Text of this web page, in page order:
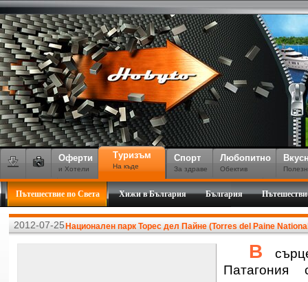
Оферти
и Хотели
Туризъм
На къде
Спорт
За здраве
Любопитно
Обектив
Пътешествие по Света Хижи в България България
2012-07-25 Национален парк Торес дел Пайне (Torres del Paine
В